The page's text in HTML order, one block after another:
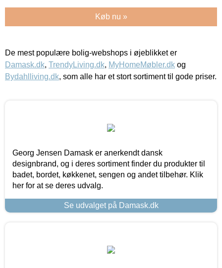
Køb nu »
De mest populære bolig-webshops i øjeblikket er
Damask.dk, TrendyLiving.dk, MyHomeMøbler.dk og
Bydahlliving.dk, som alle har et stort sortiment til gode priser.
Georg Jensen Damask er anerkendt dansk
designbrand, og i deres sortiment finder du produkter til
badet, bordet, køkkenet, sengen og andet tilbehør. Klik
her for at se deres udvalg.
Se udvalget på Damask.dk